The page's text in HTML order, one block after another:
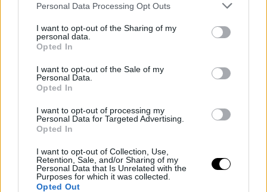
Personal Data Processing Opt Outs
I want to opt-out of the Sharing of my
personal data.
Opted In
I want to opt-out of the Sale of my
Personal Data.
Opted In
I want to opt-out of processing my
Personal Data for Targeted Advertising.
Opted In
I want to opt-out of Collection, Use,
Retention, Sale, and/or Sharing of my
Personal Data that Is Unrelated with the
Purposes for which it was collected.
Opted Out